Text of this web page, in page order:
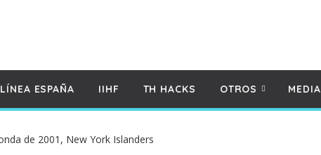
LÍNEA ESPAÑA IIHF TH HACKS OTROS MEDIA